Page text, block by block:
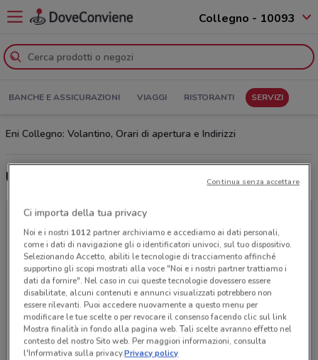
Collegno - 10093
BANCHE E ASSICURAZIONI VIAGGI RISTORANTI SERVIZI
Eni Collegno: Volantino, Orari di apertura e Indirizzi
Ultime offerte del volantino Eni
Ci importa della tua privacy
Noi e i nostri 1012partner archiviamo e accediamo ai dati personali,
come i dati di navigazione gli o identificatori univoci, sul tuo dispositivo.
Selezionando Accetto, abiliti le tecnologie di tracciamento affinché
supportino gli scopi mostrati alla voce "Noi e i nostri partner trattiamo i
dati da fornire". Nel caso in cui queste tecnologie dovessero essere
disabilitate, alcuni contenuti e annunci visualizzati potrebbero non
essere rilevanti. Puoi accedere nuovamente a questo menu per
modificare le tue scelte o per revocare il consenso facendo clic sul link
Mostra finalità in fondo alla pagina web. Tali scelte avranno effetto nel
contesto del nostro Sito web. Per maggiori informazioni, consulta
l'Informativa sulla privacy.Privacy policy
Continua senza accettare